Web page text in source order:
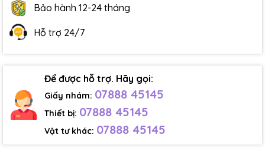
Bảo hành 12-24 tháng
Hỗ trợ 24/7
Để được hỗ trợ. Hãy gọi:
Giấy nhám: 07888 45145
Thiết bị: 07888 45145
Vật tư khác: 07888 45145